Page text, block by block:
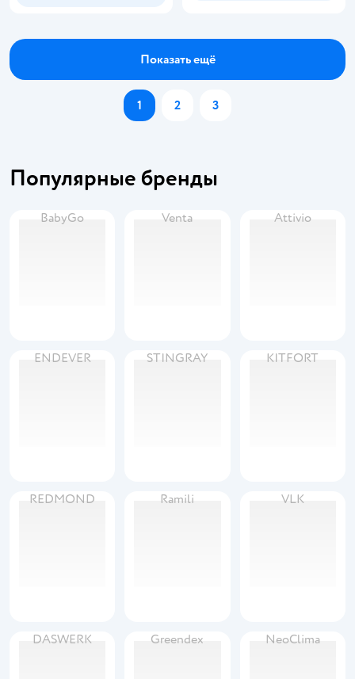
Показать ещё
1 2 3
Популярные бренды
BabyGo Venta Attivio
ENDEVER STINGRAY KITFORT
REDMOND Ramili VLK
DASWERK Greendex NeoClima